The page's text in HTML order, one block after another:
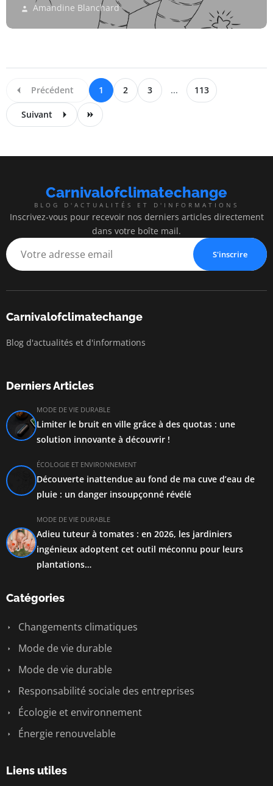
Amandine Blanchard
Précédent 1 2 3 ... 113
Suivant
Carnivalofclimatechange
BLOG D'ACTUALITÉS ET D'INFORMATIONS
Inscrivez-vous pour recevoir nos derniers articles directement
dans votre boîte mail.
S'inscrire
Carnivalofclimatechange
Blog d'actualités et d'informations
Derniers Articles
MODE DE VIE DURABLE
Limiter le bruit en ville grâce à des quotas : une
solution innovante à découvrir !
ÉCOLOGIE ET ENVIRONNEMENT
Découverte inattendue au fond de ma cuve d’eau de
pluie : un danger insoupçonné révélé
MODE DE VIE DURABLE
Adieu tuteur à tomates : en 2026, les jardiniers
ingénieux adoptent cet outil méconnu pour leurs
plantations…
Catégories
Changements climatiques
Mode de vie durable
Mode de vie durable
Responsabilité sociale des entreprises
Écologie et environnement
Énergie renouvelable
Liens utiles